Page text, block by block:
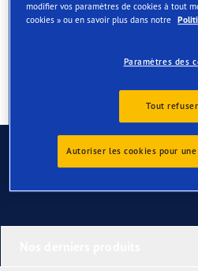
Contact Services
Contactez-nous
modifier vos paramètres de cookies à tout
cookies » ou en savoir plus dans notre
Paramètres des
Tout refuser
Autoriser les cookies pour